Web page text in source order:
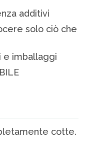
additivi
solo ciò che
e imballaggi
cotte.